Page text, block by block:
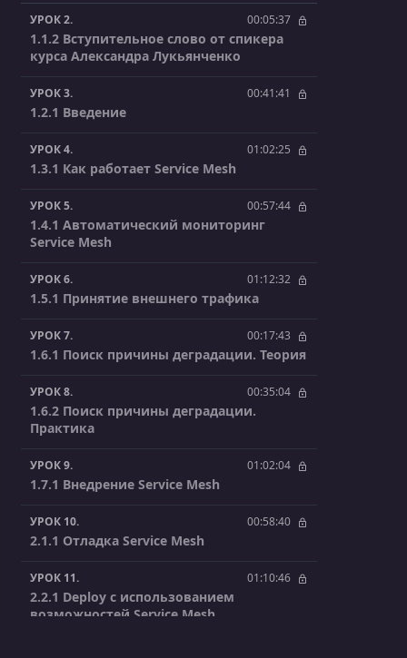
УРОК 2. 00:05:37
1.1.2 Вступительное слово от спикера
курса Александра Лукьянченко
УРОК 3. 00:41:41
1.2.1 Введение
УРОК 4. 01:02:25
1.3.1 Как работает Service Mesh
УРОК 5. 00:57:44
1.4.1 Автоматический мониторинг
Service Mesh
УРОК 6. 01:12:32
1.5.1 Принятие внешнего трафика
УРОК 7. 00:17:43
1.6.1 Поиск причины деградации. Теория
УРОК 8. 00:35:04
1.6.2 Поиск причины деградации.
Практика
УРОК 9. 01:02:04
1.7.1 Внедрение Service Mesh
УРОК 10. 00:58:40
2.1.1 Отладка Service Mesh
УРОК 11. 01:10:46
2.2.1 Deploy с использованием
возможностей Service Mesh